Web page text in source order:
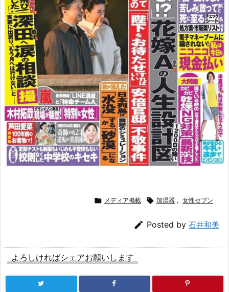
 メディア掲載  加湿器 , 女性セブン
 Posted by 石井和美
よろしければシェアお願いします